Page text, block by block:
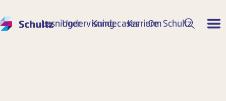
LøsningerUndervisningKundecasesKarriereOm Schultz